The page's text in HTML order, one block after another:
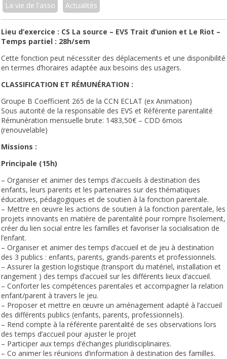
La vie de l'asso Actualités
Lieu d’exercice : CS La source – EVS Trait d’union et Le Riot –
Temps partiel : 28h/sem
Cette fonction peut nécessiter des déplacements et une disponibilité
en termes d’horaires adaptée aux besoins des usagers.
CLASSIFICATION ET RÉMUNÉRATION :
Groupe B Coefficient 265 de la CCN ECLAT (ex Animation)
Sous autorité de la responsable des EVS et Référente parentalité
Rémunération mensuelle brute: 1483,50€ – CDD 6mois
(renouvelable)
Missions :
Principale (15h)
– Organiser et animer des temps d’accueils à destination des
enfants, leurs parents et les partenaires sur des thématiques
éducatives, pédagogiques et de soutien à la fonction parentale.
– Mettre en œuvre les actions de soutien à la fonction parentale, les
projets innovants en matière de parentalité pour rompre l’isolement,
créer du lien social entre les familles et favoriser la socialisation de
l’enfant.
– Organiser et animer des temps d’accueil et de jeu à destination
des 3 publics : enfants, parents, grands-parents et professionnels.
– Assurer la gestion logistique (transport du matériel, installation et
rangement ) des temps d’accueil sur les différents lieux d’accueil.
– Conforter les compétences parentales et accompagner la relation
enfant/parent à travers le jeu.
– Proposer et mettre en œuvre un aménagement adapté à l’accueil
des différents publics (enfants, parents, professionnels).
– Rend compte à la référente parentalité de ses observations lors
des temps d’accueil pour ajuster le projet
– Participer aux temps d’échanges pluridisciplinaires.
– Co animer les réunions d’information à destination des familles.